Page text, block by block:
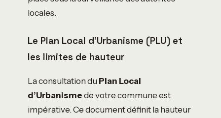
locales.
Le Plan Local d’Urbanisme (PLU) et
les limites de hauteur
La consultation duPlan Local
d’Urbanismede votre commune est
impérative. Ce document définit la hauteur